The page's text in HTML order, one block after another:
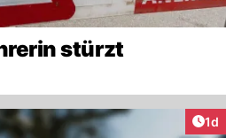
stürzt
1d